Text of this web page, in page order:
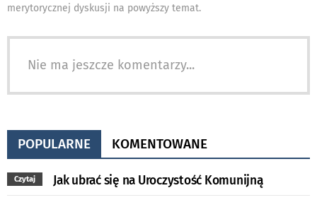
merytorycznej dyskusji na powyższy temat.
Nie ma jeszcze komentarzy...
POPULARNE KOMENTOWANE
Czytaj Jak ubrać się na Uroczystość Komunijną